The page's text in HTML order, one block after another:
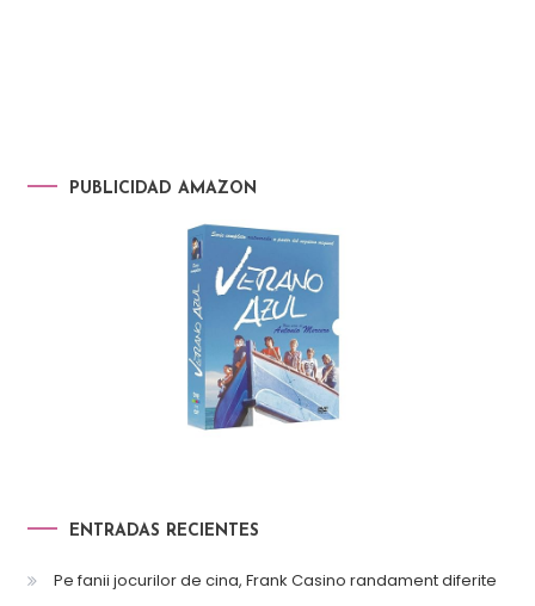
PUBLICIDAD AMAZON
ENTRADAS RECIENTES
Pe fanii jocurilor de cina, Frank Casino randament diferite